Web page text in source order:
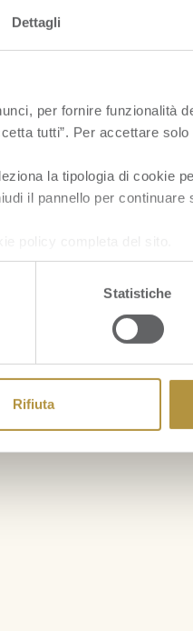
Dettagli
per fornire funzionalità
tutti”. Per accettare
la tipologia di cookie
il pannello per continuare
Statistiche
Rifiuta